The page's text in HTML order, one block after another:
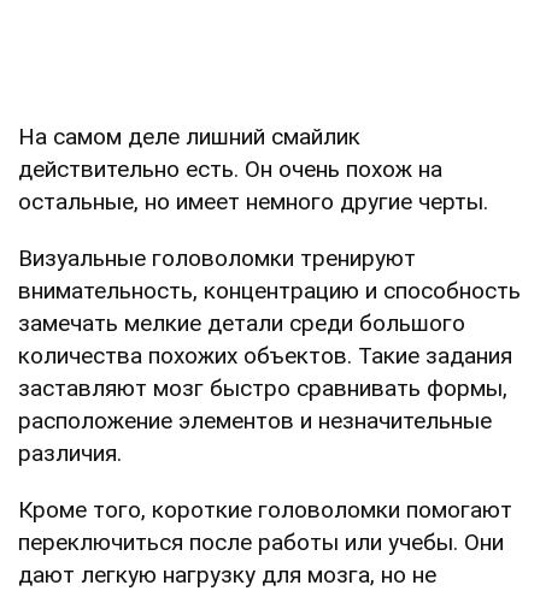
На самом деле лишний смайлик
действительно есть. Он очень похож на
остальные, но имеет немного другие черты.
Визуальные головоломки тренируют
внимательность, концентрацию и способность
замечать мелкие детали среди большого
количества похожих объектов. Такие задания
заставляют мозг быстро сравнивать формы,
расположение элементов и незначительные
различия.
Кроме того, короткие головоломки помогают
переключиться после работы или учебы. Они
дают легкую нагрузку для мозга, но не